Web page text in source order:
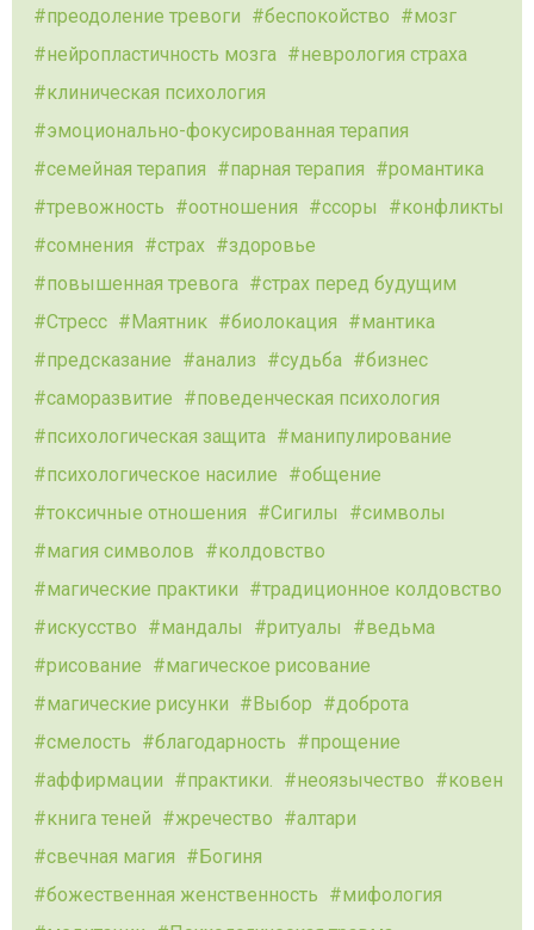
преодоление тревоги
беспокойство
мозг
нейропластичность мозга
неврология страха
клиническая психология
эмоционально-фокусированная терапия
семейная терапия
парная терапия
романтика
тревожность
оотношения ссоры
конфликты
сомнения
страх
здоровье
повышенная тревога
страх перед будущим
Стресс
Маятник биолокация
мантика
предсказание
анализ судьба
бизнес
саморазвитие
поведенческая психология
психологическая защита
манипулирование
психологическое насилие
общение
токсичные отношения
Сигилы
символы
магия символов
колдовство
магические практики
традиционное колдовство
искусство
мандалы ритуалы
ведьма
рисование
магическое рисование
магические рисунки
Выбор
доброта
смелость
благодарность
прощение
аффирмации
практики. неоязычество
ковен
книга теней
жречество
алтари
свечная магия
Богиня
божественная женственность
мифология